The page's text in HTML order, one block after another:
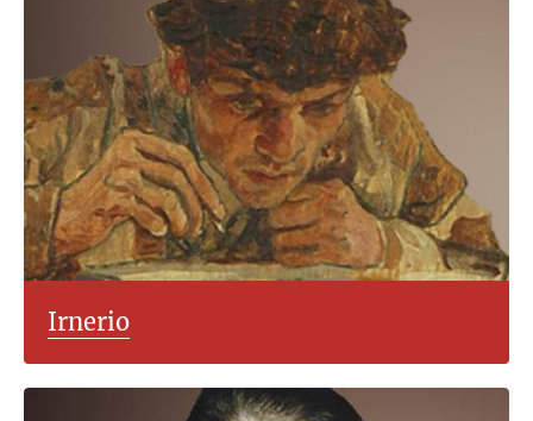
Irnerio